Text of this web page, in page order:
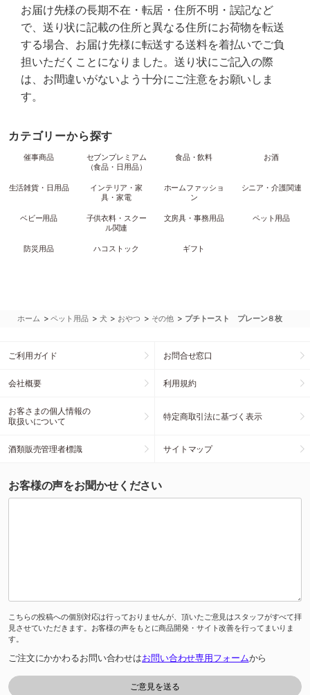
お届け先様の長期不在・転居・住所不明・誤記など
で、送り状に記載の住所と異なる住所にお荷物を転送
する場合、お届け先様に転送する送料を着払いでご負
担いただくことになりました。送り状にご記入の際
は、お間違いがないよう十分にご注意をお願いしま
す。
カテゴリーから探す
催事商品
セブンプレミアム
（食品・日用品）
食品・飲料 お酒
生活雑貨・日用品
インテリア・家
具・家電
ホームファッショ
ン
シニア・介護関連
ベビー用品
子供衣料・スクー
ル関連
文房具・事務用品 ペット用品
防災用品 ハコストック ギフト
ホーム >ペット用品 > 犬 > おやつ > その他 > プチトースト プレーン８枚
ご利用ガイド お問合せ窓口
会社概要 利用規約
お客さまの個人情報の
取扱いについて
特定商取引法に基づく表示
酒類販売管理者標識 サイトマップ
お客様の声をお聞かせください
こちらの投稿への個別対応は行っておりませんが、頂いたご意見はスタッフがすべて拝
見させていただきます。お客様の声をもとに商品開発・サイト改善を行ってまいりま
す。
ご注文にかかわるお問い合わせはお問い合わせ専用フォームから